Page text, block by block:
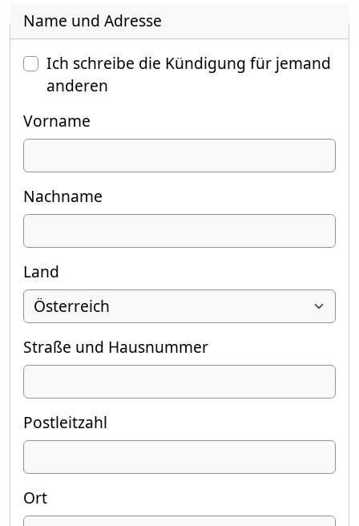
Name und Adresse
Ich schreibe die Kündigung für jemand
anderen
Vorname
Nachname
Land
Straße und Hausnummer
Postleitzahl
Ort